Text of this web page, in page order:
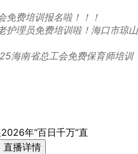
免费培训报名啦！！！
护理员免费培训啦！海口市琼山
海南省总工会免费保育师培训
年“百日千万”直
直播详情